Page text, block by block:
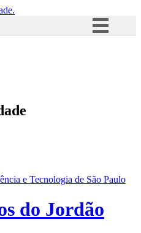
Acesso à informação
e Tecnologia de São Paulo
do Jordão